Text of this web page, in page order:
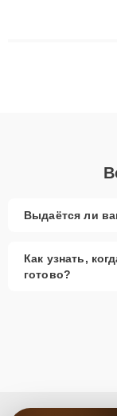
сохранением
Выдаётся ли
Как узнать,
готово?